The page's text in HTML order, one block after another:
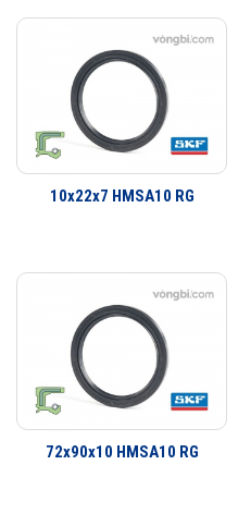
yêu cầu ứng dụng công nghiệp.
làm kín cho khách hàng từ thiết
cho thiết bị ban đầu đến thị trường
10x22x7 HMSA10 RG
72x90x10 HMSA10 RG